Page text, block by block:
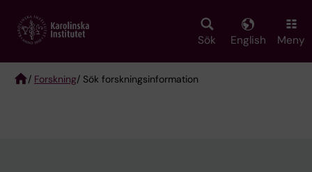
main
Sök English Meny
/ Forskning/ Sök forskningsinformation